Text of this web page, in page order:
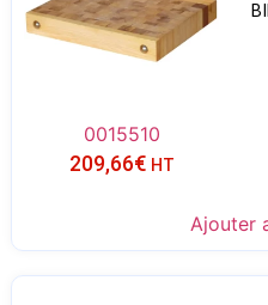
0015510
209,66€ HT
Ajouter